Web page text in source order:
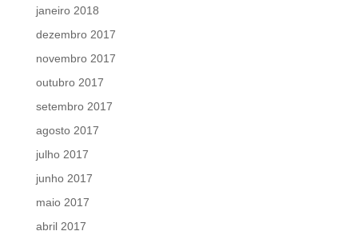
janeiro 2018
dezembro 2017
novembro 2017
outubro 2017
setembro 2017
agosto 2017
julho 2017
junho 2017
maio 2017
abril 2017